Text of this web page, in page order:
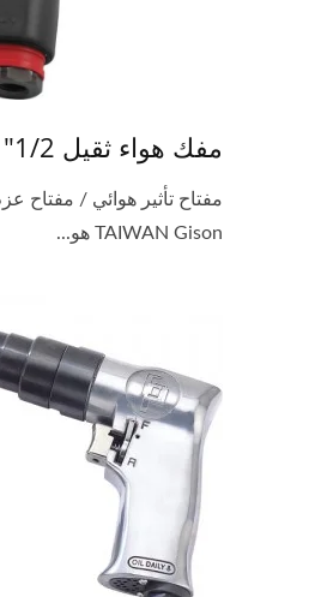
مفك هواء ثقيل 1/2" (1000 قدم.رطل)
TAIWAN Gison هو...